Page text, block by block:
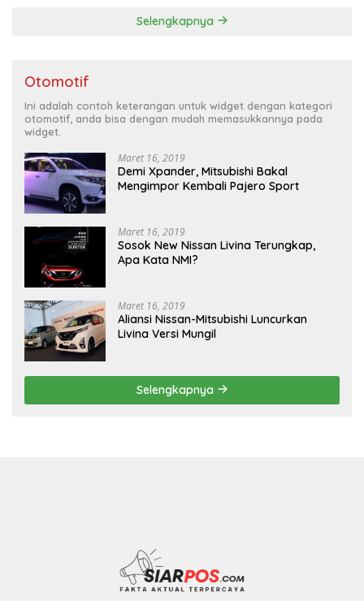
Selengkapnya
Otomotif
Ini adalah contoh keterangan untuk widget dengan kategori
otomotif, anda bisa dengan mudah memasukkannya pada
widget.
Maret 16, 2019
Demi Xpander, Mitsubishi Bakal
Mengimpor Kembali Pajero Sport
Maret 16, 2019
Sosok New Nissan Livina Terungkap,
Apa Kata NMI?
Maret 16, 2019
Aliansi Nissan-Mitsubishi Luncurkan
Livina Versi Mungil
Selengkapnya